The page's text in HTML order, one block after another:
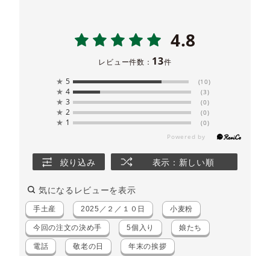
4.8
レビュー件数： 13件
★ 5 (10)
★ 4 (3)
★ 3 (0)
★ 2 (0)
★ 1 (0)
絞り込み 表示：新しい順
気になるレビューを表示
手土産 2025／２／１０日 小麦粉
今回の注文の決め手 5個入り 娘たち
電話 敬老の日 年末の挨拶